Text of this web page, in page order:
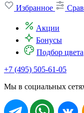
Избранное
Акции
Бонусы
Подбор цвета
+7 (495) 505-61-05
Мы в социальных